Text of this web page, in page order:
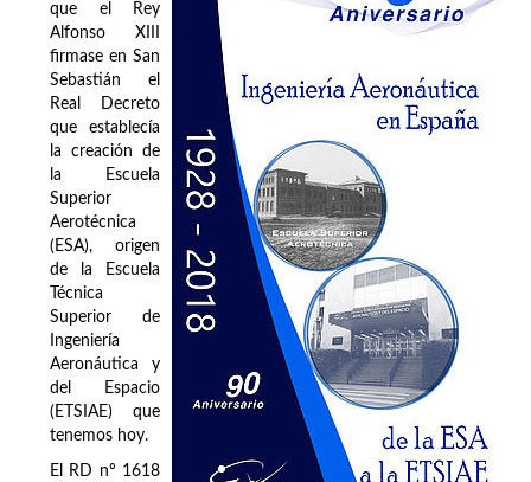
que el Rey
Alfonso XIII
firmase en San
Sebastián el
Real Decreto
que establecía
la creación de
la Escuela
Superior
Aerotécnica
(ESA), origen
de la Escuela
Técnica
Superior de
Ingeniería
Aeronáutica y
del Espacio
(ETSIAE) que
tenemos hoy.
El RD nº 1618